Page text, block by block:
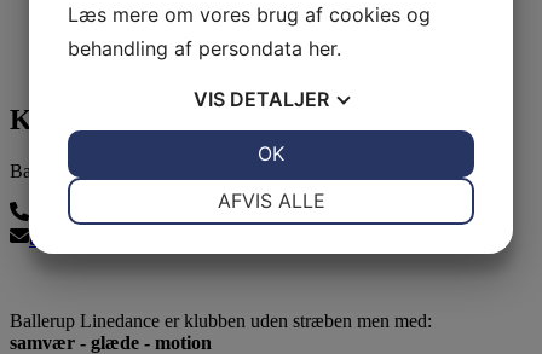
Kontakt os
Ballerup Linedance
24815139
balleruplinedance@gmail.com
Ballerup Linedance er klubben uden stræben men med:
samvær - glæde - motion
Læs mere om vores brug af cookies og
behandling af persondata her.
VIS DETALJER
AFVIS ALLE
OK